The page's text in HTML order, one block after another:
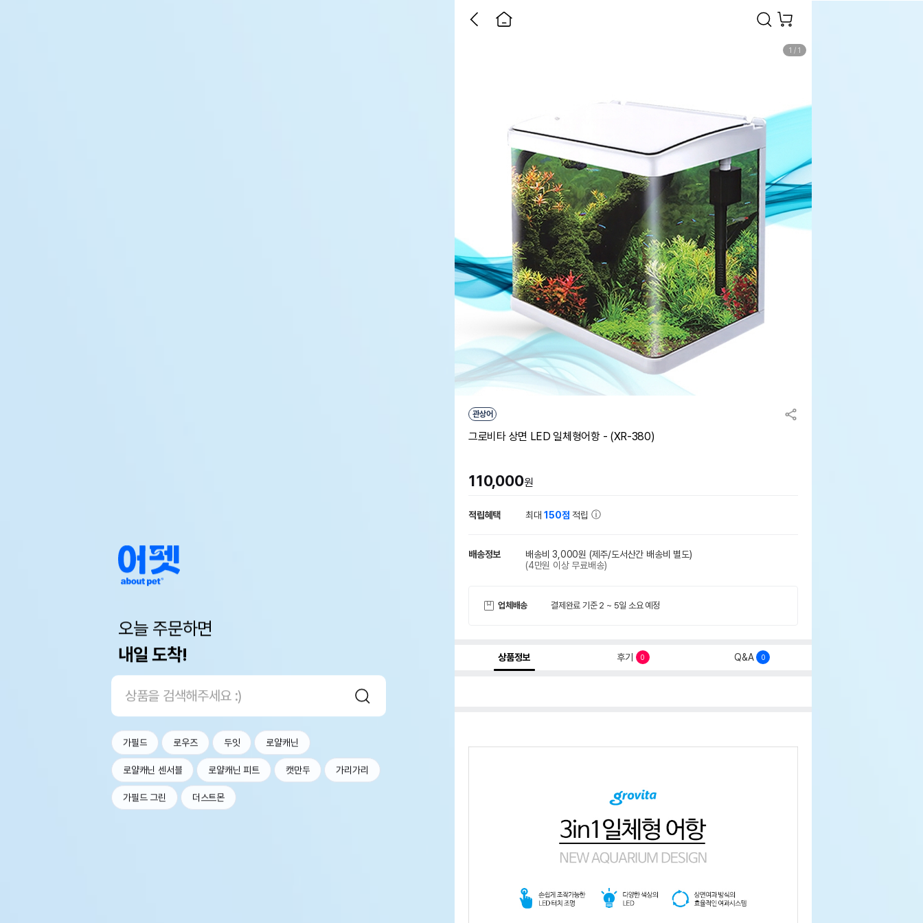
오늘 주문하면
내일 도착!
가필드 로우즈 두잇 로얄캐닌
로얄캐닌 센서블 로얄캐닌 피트 캣만두 가리가리
가필드 그린 더스트몬
1 / 1
관상어
그로비타 상면 LED 일체형어항 - (XR-380)
110,000원
적립혜택 최대150점 적립
배송정보 배송비 3,000원 (제주/도서산간 배송비 별도)
(4만원 이상 무료배송)
업체배송 결제완료 기준 2 ~ 5일 소요 예정
상품정보 후기 0 Q&A 0